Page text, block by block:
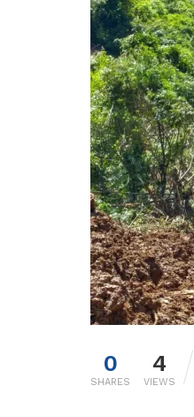
0
SHARES
4
VIEWS